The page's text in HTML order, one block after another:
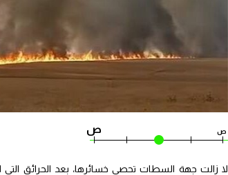
ص ص
لا زالت جهة السطات تحصي خسائرها، بعد الحرائق التي